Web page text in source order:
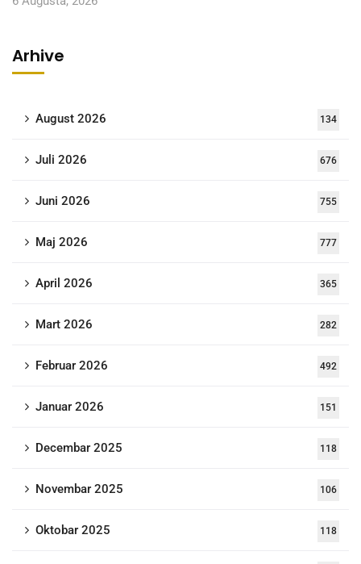
Arhive
August 2026 134
Juli 2026 676
Juni 2026 755
Maj 2026 777
April 2026 365
Mart 2026 282
Februar 2026 492
Januar 2026 151
Decembar 2025 118
Novembar 2025 106
Oktobar 2025 118